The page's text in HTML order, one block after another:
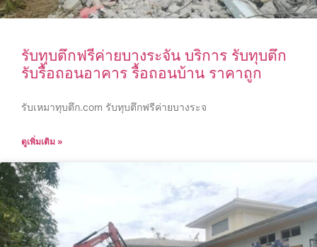
รับทุบตึกฟรีค่ายบางระจัน บริการ รับทุบตึก
รับรื้อถอนอาคาร รื้อถอนบ้าน ราคาถูก
รับเหมาทุบตึก.com รับทุบตึกฟรีค่ายบางระจ
ดูเพิ่มเติม »